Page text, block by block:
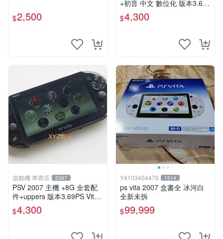
$2,500
+初音 中文 數位化 版本3.69
PS Vita2007 保修一年 85成
新
$4,300
遊戲機 專賣店 5387
PSV 2007 主機 +8G 全套配
件+uppers 版本3.69PS Vita2
$4,300
Y4103454476 1514
ps vita 2007 盒書全 冰河白
全新未拆
$99,999